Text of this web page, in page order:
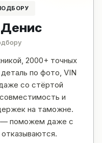
2000+ точных
по фото, VIN
со стёртой
и
на таможне.
— поможем даже с